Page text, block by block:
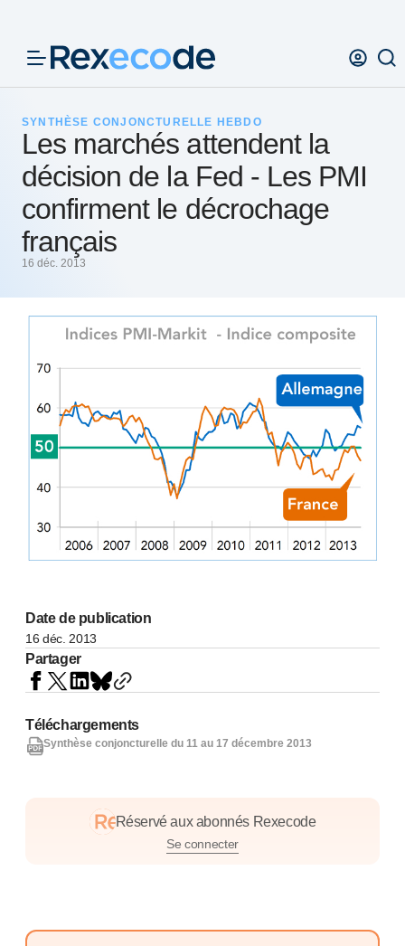
SYNTHÈSE CONJONCTURELLE HEBDO
Les marchés attendent la
décision de la Fed - Les PMI
confirment le décrochage
français
16 déc. 2013
Date de publication
16 déc. 2013
Partager
Réservé aux abonnés Rexecode
Se connecter
Téléchargements
Synthèse conjoncturelle du 11 au 17 décembre 2013